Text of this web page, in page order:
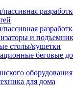
пассивная
и
столы/кушетки
беговые
оборудования
для дома